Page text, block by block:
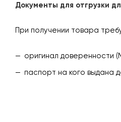
Документы для отгрузки
При получении товара
оригинал доверенности
паспорт на кого выдана